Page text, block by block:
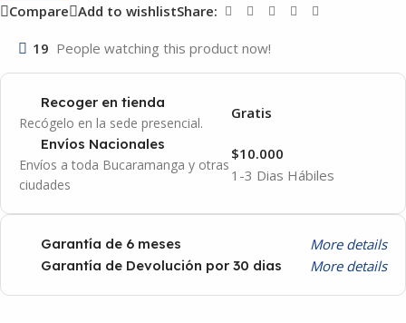
Compare Add to wishlistShare:
19 People watching this product now!
Recoger en tienda
Recógelo en la sede presencial.
Gratis
Envíos Nacionales
Envíos a toda Bucaramanga y otras
ciudades
1-3 Dias Hábiles
$10.000
Garantía de 6 meses More details
Garantía de Devolución por 30 dias More details